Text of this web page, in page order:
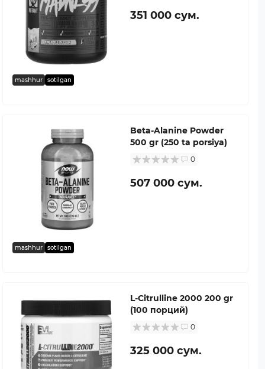
mashhur sotilgan
351 000 сум.
mashhur sotilgan
Beta-Alanine Powder
500 gr (250 ta porsiya)
0
507 000 сум.
L-Citrulline 2000 200 gr
(100 порций)
0
325 000 сум.